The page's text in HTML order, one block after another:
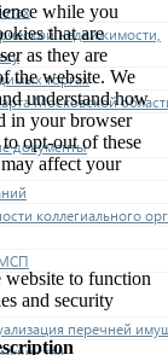
недвижимости,
торгах
Московской
документы
коллегиального
перечней
while you
that are
as they are
the website. We
understand how
in your browser
opt-out of these
affect your
website to function
and security